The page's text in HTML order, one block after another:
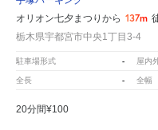
オリオン七夕まつりから 137m
栃木県宇都宮市中央1丁目3-4
駐車場形式 - 屋内
全長 - 全幅
20分間¥100